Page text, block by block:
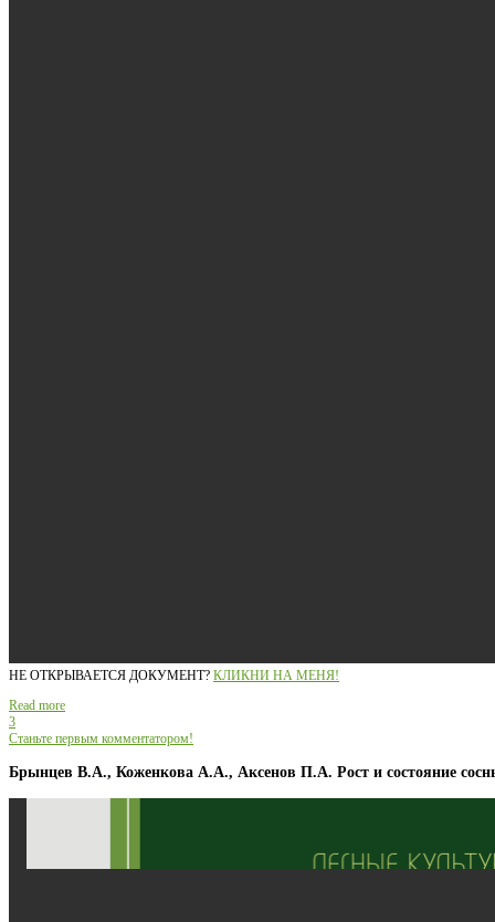
НЕ ОТКРЫВАЕТСЯ ДОКУМЕНТ? КЛИКНИ НА МЕНЯ!
Read more
3
Станьте первым комментатором!
Брынцев В.А., Коженкова А.А., Аксенов П.А. Рост и состояние